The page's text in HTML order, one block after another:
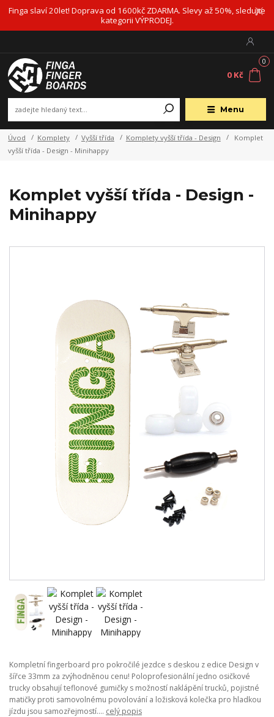
Finga slaví 20let! Doprava od 1600kč ZDARMA. Slevy až 50%, sledujte
kategorii VÝPRODEJ.
Menu
0
0 Kč
Úvod Komplety Vyšší třída Komplety vyšší třída - Design
Komplet
vyšší třída - Design - Minihappy
Komplet vyšší třída - Design -
Minihappy
Kompletní fingerboard pro pokročilé jezdce s deskou z edice Design v
šířce 33mm za zvýhodněnou cenu! Poloprofesionální jedno osičkové
trucky obsahují teflonové gumičky s možností naklápění trucků, pojistné
matičky proti samovolnému povolování a ložisková kolečka pro hladkou
jízdu jsou samozřejmostí.... celý popis